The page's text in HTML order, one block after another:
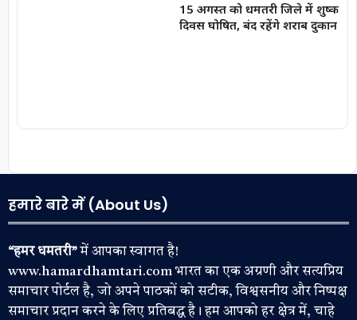
15 अगस्त को धमतरी जिले में शुष्क
दिवस घोषित, बंद रहेंगे शराब दुकान
हमारे बारे में (About Us)
“हमर धमतरी”में आपका स्वागत है!
www.hamardhamtari.com भारत का एक अग्रणी और सत्यप्रिय
समाचार पोर्टल है, जो अपने पाठकों को सटीक, विश्वसनीय और निष्पक्ष
समाचार प्रदान करने के लिए प्रतिबद्ध है। हम आपको हर क्षेत्र में, चाहे